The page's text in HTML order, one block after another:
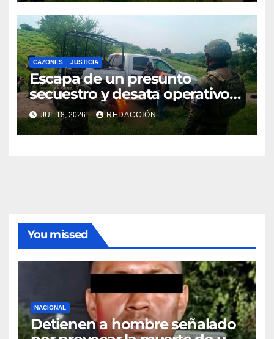
CAZONES JUSTICIA
Escapa de un presunto
secuestro y desata operativo
en Cazones
JUL 18, 2026 REDACCIÓN
You missed
NACIONAL
Detienen a hombre señalado